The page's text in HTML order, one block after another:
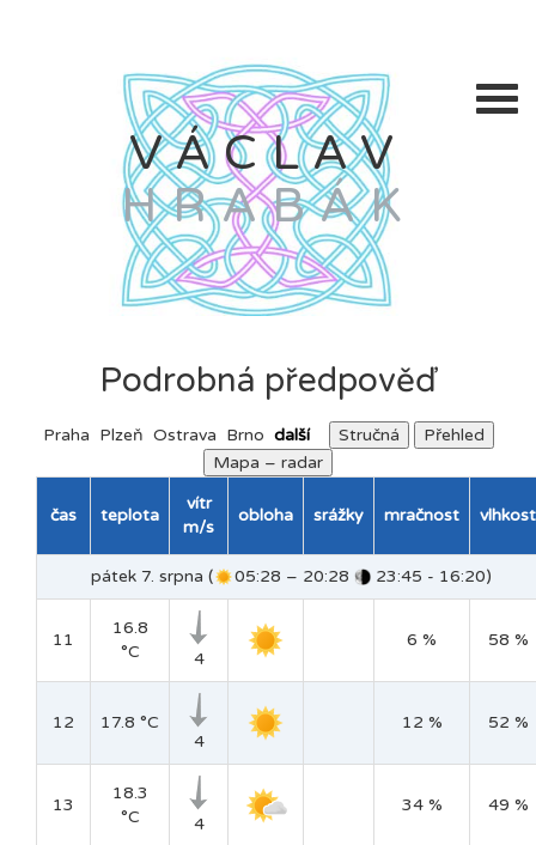
VÁCLAV
HRABÁK
Podrobná předpověď
Praha Plzeň Ostrava Brno další Stručná
Přehled
Mapa – radar
čas teplota
vítr
m/s
obloha srážky mračnost vlhkost
pátek 7. srpna ( 05:28 – 20:28 23:45 - 16:20)
11
16.8
°C
4
6 % 58 %
12
17.8 °C
4
12 % 52 %
13
18.3
°C
4
34 % 49 %